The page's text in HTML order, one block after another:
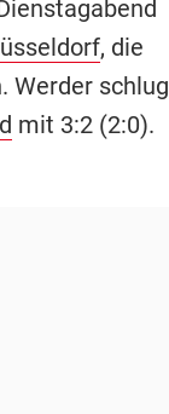
, die
Werder schlug
mit 3:2 (2:0).